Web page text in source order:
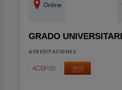
Online
GRADO
ACREDITACIONES